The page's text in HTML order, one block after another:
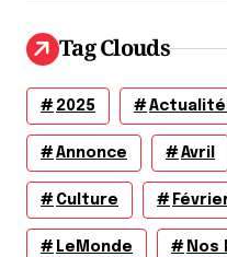
Tag Clouds
2025
Annonce Avril
Culture
LeMonde Nos